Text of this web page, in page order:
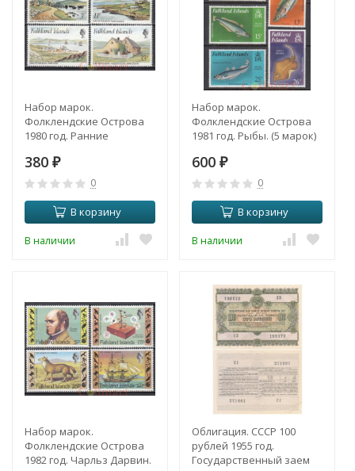
Набор марок.
Фолклендские Острова
1980 год. Ранние
380 ₽
0
В корзину
В наличии
Набор марок.
Фолклендские Острова
1981 год. Рыбы. (5 марок)
600 ₽
0
В корзину
В наличии
Набор марок.
Фолклендские Острова
1982 год. Чарльз Дарвин.
Облигация. СССР 100
рублей 1955 год.
Государственный заем